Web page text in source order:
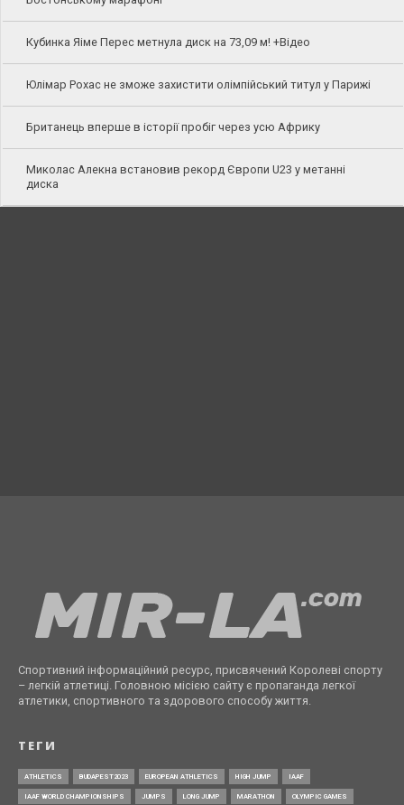
Кубинка Яіме Перес метнула диск на 73,09 м! +Відео
Юлімар Рохас не зможе захистити олімпійський титул у Парижі
Британець вперше в історії пробіг через усю Африку
Миколас Алекна встановив рекорд Європи U23 у метанні
диска
Спортивний інформаційний ресурс, присвячений Королеві спорту
– легкій атлетиці. Головною місією сайту є пропаганда легкої
атлетики, спортивного та здорового способу життя.
ТЕГИ
ATHLETICS BUDAPEST2023 EUROPEAN ATHLETICS HIGH JUMP IAAF
IAAF WORLD CHAMPIONSHIPS JUMPS LONG JUMP MARATHON OLYMPIC GAMES